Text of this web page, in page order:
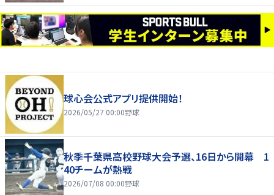
球心会公式アプリ提供開始！
2026/05/27 00:00野球
秋季千葉県高校野球大会予選、16日から開幕 1
40チームが熱戦
2026/07/08 00:00野球